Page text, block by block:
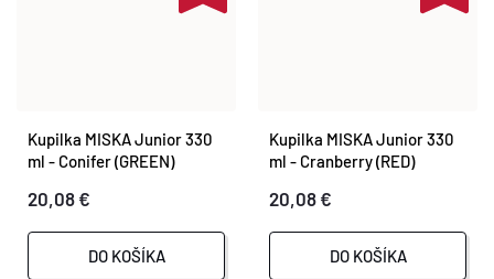
Kupilka MISKA Junior 330
ml - Conifer (GREEN)
20,08 €
DO KOŠÍKA
Kupilka MISKA Junior 330
ml - Cranberry (RED)
20,08 €
DO KOŠÍKA